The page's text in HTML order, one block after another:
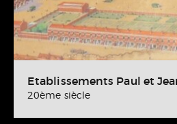
Etablissements Paul et
20ème siècle